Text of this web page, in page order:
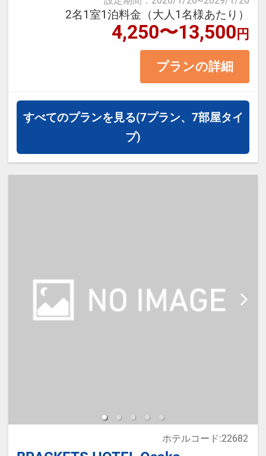
例）シングルルーム → 大人1名
（お子様1名添い寝）
ツインルーム → 大人2名
（お子様2名添い寝）
【アクセスのご案内】
OsakaMetoro四つ橋線 四ツ橋駅 2
番出口…徒歩約3分
OsakaMetoro御堂筋線 本町駅 23
2名1室1泊料金（大人1名様あたり）
4,250〜13,500円
プランの詳細
すべてのプランを見る(7プラン、7部屋タイ
プ)
ホテルコード:22682